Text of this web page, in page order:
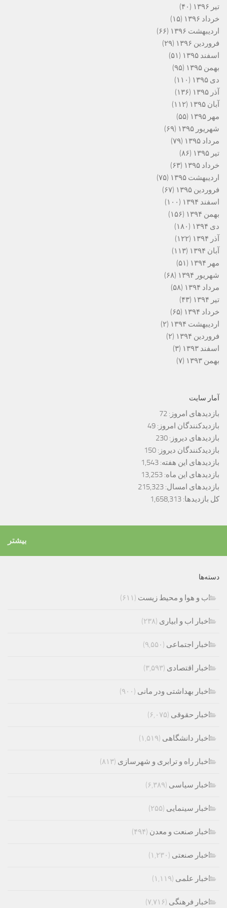
تیر ۱۳۹۶
(۴۰)
خرداد ۱۳۹۶
(۱۵)
اردیبهشت ۱۳۹۶
(۶۶)
فروردین ۱۳۹۶
(۲۹)
اسفند ۱۳۹۵
(۵۱)
بهمن ۱۳۹۵
(۹۵)
دی ۱۳۹۵
(۱۱۰)
آذر ۱۳۹۵
(۱۳۶)
آبان ۱۳۹۵
(۱۱۲)
مهر ۱۳۹۵
(۵۵)
شهریور ۱۳۹۵
(۶۹)
مرداد ۱۳۹۵
(۷۹)
تیر ۱۳۹۵
(۸۶)
خرداد ۱۳۹۵
(۶۳)
اردیبهشت ۱۳۹۵
(۷۵)
فروردین ۱۳۹۵
(۶۷)
اسفند ۱۳۹۴
(۱۰۰)
بهمن ۱۳۹۴
(۱۵۶)
دی ۱۳۹۴
(۱۸۰)
آذر ۱۳۹۴
(۱۲۲)
آبان ۱۳۹۴
(۱۱۳)
مهر ۱۳۹۴
(۵۱)
شهریور ۱۳۹۴
(۶۸)
مرداد ۱۳۹۴
(۵۸)
تیر ۱۳۹۴
(۴۳)
خرداد ۱۳۹۴
(۶۵)
اردیبهشت ۱۳۹۴
(۲)
فروردین ۱۳۹۴
(۲)
اسفند ۱۳۹۳
(۳)
بهمن ۱۳۹۳
(۷)
آمار سایت
بازدیدهای امروز: 72
بازدیدکنندگان امروز: 49
بازدیدهای دیروز: 230
بازدیدکنندگان دیروز: 150
بازدیدهای این هفته: 1,543
بازدیدهای این ماه: 13,253
بازدیدهای امسال: 215,323
کل بازدیدها: 1,658,313
بیشتر
دسته‌ها
اب و هوا و محیط زیست (۶۱۱)
اخبار اب و ابیاری (۲۳۸)
اخبار اجتماعی (۹,۵۵۰)
اخبار اقتصادی (۳,۵۹۳)
اخبار بهداشتی ودر مانی (۹۰۰)
اخبار حقوقی (۶,۰۷۵)
اخبار دانشگاهی (۱,۵۱۹)
اخبار راه و ترابری و شهرسازی (۸۱۳)
اخبار سیاسی (۶,۳۸۹)
اخبار سینمایی (۲۵۵)
اخبار صنعت و معدن (۴۹۴)
اخبار صنعتی (۱,۲۳۰)
اخبار علمی (۱,۱۱۹)
اخبار فرهنگی (۷,۷۱۶)